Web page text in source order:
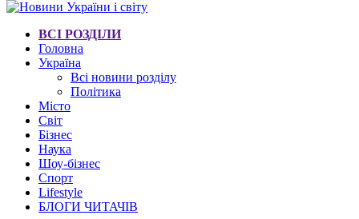
ВСІ РОЗДІЛИ
Головна
Україна
Всі новини розділу
Політика
Місто
Світ
Бізнес
Наука
Шоу-бізнес
Спорт
Lifestyle
БЛОГИ ЧИТАЧІВ